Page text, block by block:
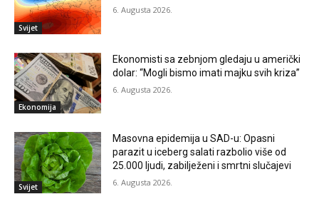
Svijet
6. Augusta 2026.
Ekonomija
Ekonomisti sa zebnjom gledaju u američki
dolar: “Mogli bismo imati majku svih kriza”
6. Augusta 2026.
Svijet
Masovna epidemija u SAD-u: Opasni
parazit u iceberg salati razbolio više od
25.000 ljudi, zabilježeni i smrtni slučajevi
6. Augusta 2026.